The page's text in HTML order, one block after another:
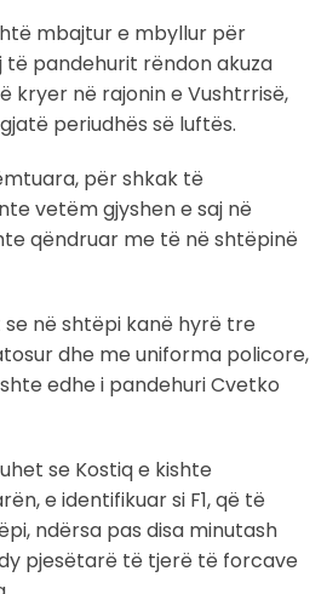
mbajtur e mbyllur për
të pandehurit rëndon akuza
kryer në rajonin e Vushtrrisë,
periudhës së luftës.
për shkak të
vetëm gjyshen e saj në
qëndruar me të në shtëpinë
në shtëpi kanë hyrë tre
dhe me uniforma policore,
edhe i pandehuri Cvetko
se Kostiq e kishte
e identifikuar si F1, që të
ndërsa pas disa minutash
pjesëtarë të tjerë të forcave